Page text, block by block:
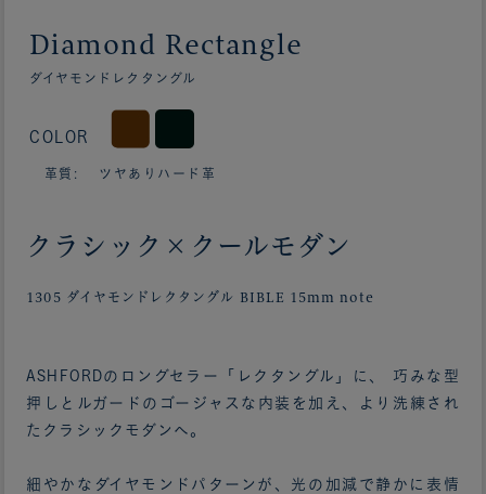
Diamond Rectangle
ダイヤモンドレクタングル
COLOR
革質: ツヤありハード革
クラシック×クールモダン
1305 ダイヤモンドレクタングル BIBLE 15mm note
ASHFORDのロングセラー「レクタングル」に、 巧みな型
押しとルガードのゴージャスな内装を加え、より洗練され
たクラシックモダンへ。
細やかなダイヤモンドパターンが、光の加減で静かに表情